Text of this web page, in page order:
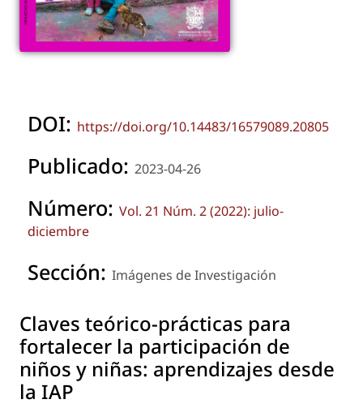
DOI: https://doi.org/10.14483/16579089.20805
Publicado: 2023-04-26
Número: Vol. 21 Núm. 2 (2022): julio-
diciembre
Sección: Imágenes de Investigación
Claves teórico-prácticas para
fortalecer la participación de
niños y niñas: aprendizajes desde
la IAP